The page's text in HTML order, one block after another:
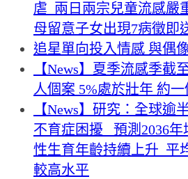
虐 兩日兩宗兒童流感嚴
母留意子女出現7病徵即
追星單向投入情感 與偶
【News】夏季流感季截
人個案 5%處於壯年 約
【News】研究：全球逾
不育症困擾 預測2036年
性生育年齡持續上升 平
較高水平